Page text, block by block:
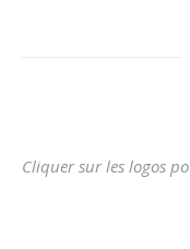
Cliquer sur les logos